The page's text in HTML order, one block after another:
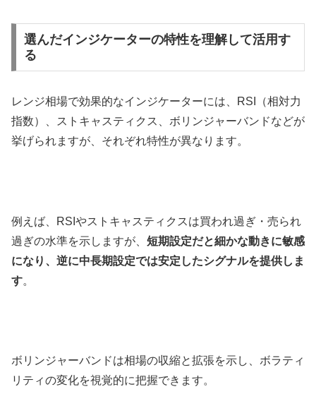
選んだインジケーターの特性を理解して活用す
る
レンジ相場で効果的なインジケーターには、 RSI
（相対力
指数）、ストキャスティクス、ボリンジャーバンドなどが
挙げられますが、それぞれ特性が異なります。
例えば、 RSI やストキャスティクスは買われ過ぎ・売られ
過ぎの水準を示しますが、 短期設定だと細かな動きに敏感
になり、逆に中長期設定では安定したシグナルを提供しま
す。
ボリンジャーバンドは相場の収縮と拡張を示し、ボラティ
リティの変化を視覚的に把握できます。